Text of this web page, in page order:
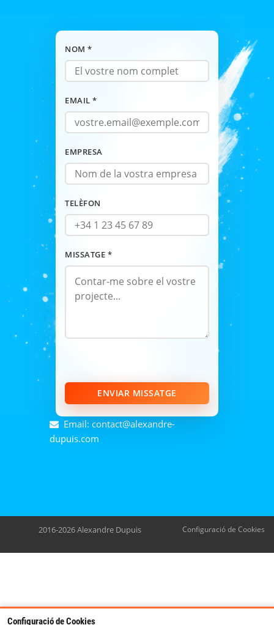
Configuració de Cookies
NOM *
EMAIL *
EMPRESA
TELÈFON
MISSATGE *
ENVIAR MISSATGE
Email: contact@alexandre-
dupuis.com
2016-2026 Alexandre Dupuis Configuració de Cookies